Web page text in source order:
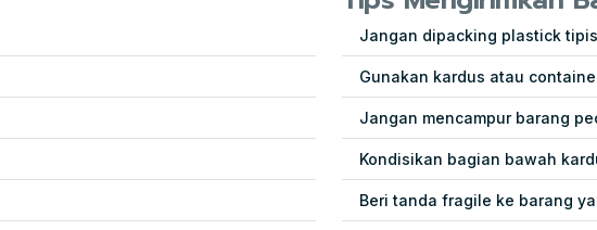
Jangan dipacking plastick tipis
Gunakan kardus atau
Jangan mencampur barang
Kondisikan bagian bawah
Beri tanda fragile ke barang